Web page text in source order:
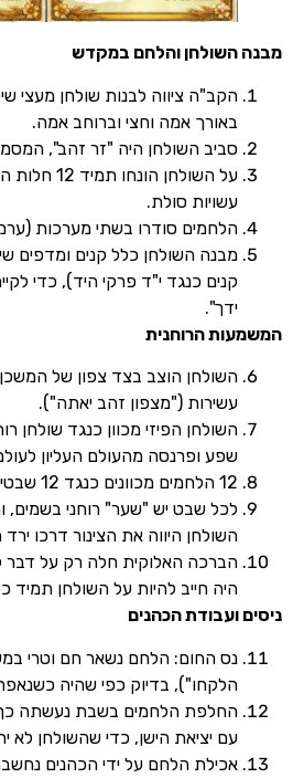
והלחם במקדש
ציווה לבנות שולחן מעצי שיטים
אמה וחצי וברוחב אמה.
השולחן היה "זר זהב", המסמל כתר
על השולחן הונחו תמיד 12
סולת.
סודרו בשתי מערכות (ערמות)
כנגד י"ד פרקי היד), כדי לקיים את
הרוחנית
הוצב בצד צפון של המשכן, הצד
("מצפון זהב יאתה").
הפיזי מכוון כנגד שולחן רוחני
ופרנסה מהעולם העליון לעולם הזה.
שבט יש "שער" רוחני בשמים, והלחם
היווה את הצינור דרכו ירד השפע
האלוקית חלה רק על דבר קיים
חייב להיות על השולחן תמיד ככלי
הכהנים
החום: הלחם נשאר חם וטרי במשך
בדיוק כפי שהיה כשנאפה.
הלחמים בשבת נעשתה כך שהחדש
יציאת הישן, כדי שהשולחן לא יהיה ריק
הלחם על ידי הכהנים נחשבה